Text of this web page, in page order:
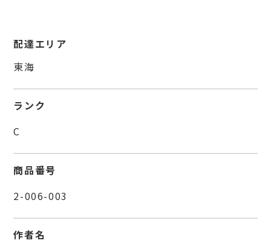
配達エリア
東海
ランク
C
商品番号
2-006-003
作者名